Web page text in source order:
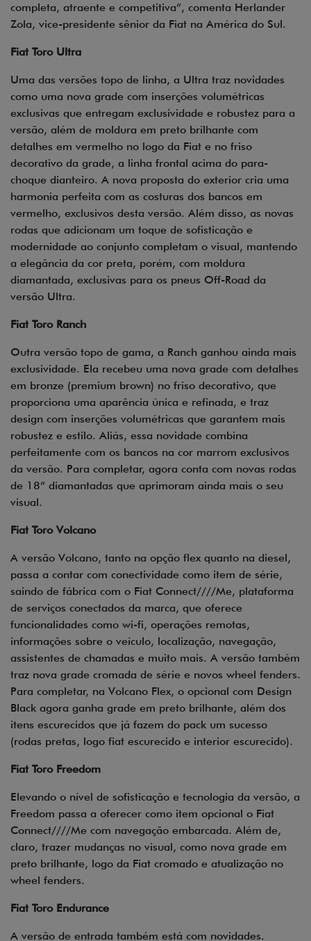
completa, atraente e competitiva”, comenta Herlander
Zola, vice-presidente sênior da Fiat na América do Sul.
Fiat Toro Ultra
Uma das versões topo de linha, a Ultra traz novidades
como uma nova grade com inserções volumétricas
exclusivas que entregam exclusividade e robustez para a
versão, além de moldura em preto brilhante com
detalhes em vermelho no logo da Fiat e no friso
decorativo da grade, a linha frontal acima do para-
choque dianteiro. A nova proposta do exterior cria uma
harmonia perfeita com as costuras dos bancos em
vermelho, exclusivos desta versão. Além disso, as novas
rodas que adicionam um toque de sofisticação e
modernidade ao conjunto completam o visual, mantendo
a elegância da cor preta, porém, com moldura
diamantada, exclusivas para os pneus Off-Road da
versão Ultra.
Fiat Toro Ranch
Outra versão topo de gama, a Ranch ganhou ainda mais
exclusividade. Ela recebeu uma nova grade com detalhes
em bronze (premium brown) no friso decorativo, que
proporciona uma aparência única e refinada, e traz
design com inserções volumétricas que garantem mais
robustez e estilo. Aliás, essa novidade combina
perfeitamente com os bancos na cor marrom exclusivos
da versão. Para completar, agora conta com novas rodas
de 18” diamantadas que aprimoram ainda mais o seu
visual.
Fiat Toro Volcano
A versão Volcano, tanto na opção flex quanto na diesel,
passa a contar com conectividade como item de série,
saindo de fábrica com o Fiat Connect////Me, plataforma
de serviços conectados da marca, que oferece
funcionalidades como wi-fi, operações remotas,
informações sobre o veículo, localização, navegação,
assistentes de chamadas e muito mais. A versão também
traz nova grade cromada de série e novos wheel fenders.
Para completar, na Volcano Flex, o opcional com Design
Black agora ganha grade em preto brilhante, além dos
itens escurecidos que já fazem do pack um sucesso
(rodas pretas, logo fiat escurecido e interior escurecido).
Fiat Toro Freedom
Elevando o nível de sofisticação e tecnologia da versão, a
Freedom passa a oferecer como item opcional o Fiat
Connect////Me com navegação embarcada. Além de,
claro, trazer mudanças no visual, como nova grade em
preto brilhante, logo da Fiat cromado e atualização no
wheel fenders.
Fiat Toro Endurance
A versão de entrada também está com novidades.